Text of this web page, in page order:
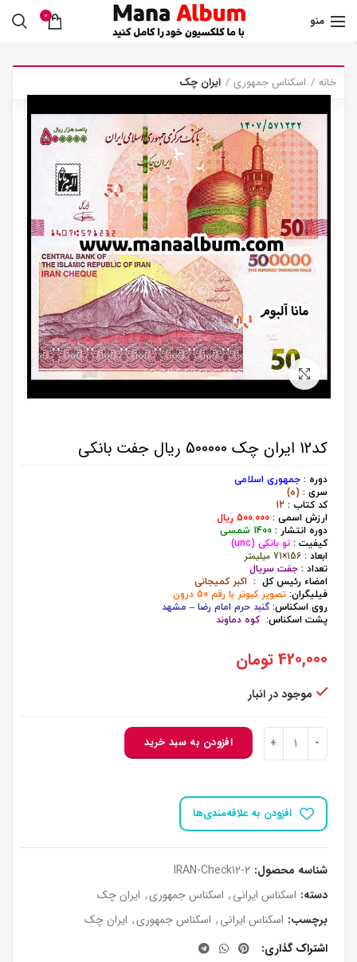
منو 0
.
خانه اسکناس جمهوری ایران چک
برای بزرگنمایی کلیک کنید
کد12 ایران چک 500000 ریال جفت بانکی
دوره : جمهوری اسلامی
سری : (ه)
کد کتاب :
ارزش اسمی :
500.000 ریال
دوره انتشار : 1400 شمسی
کیفیت : نو بانکی (unc)
ابعاد : 156×71 میلیمتر
تعداد : جفت سریال
امضاء رئیس کل : اکبر کمیجانی
فیلیگران: تصویر کبوتر با رقم 50 درون
روی اسکناس:گنبد حرم امام رضا – مشهد
پشت اسکناس: کوه دماوند
420,000تومان
موجود در انبار
کد12 ایران چک 500000 ریال جفت بانکی عدد افزودن به سبد خرید
افزودن به علاقه‌مندی‌ها
شناسه محصول: IRAN-Check12-2
دسته: اسکناس ایرانی, اسکناس جمهوری, ایران چک
برچسب: اسکناس ایرانی, اسکناس جمهوری, ایران چک
اشتراک گذاری